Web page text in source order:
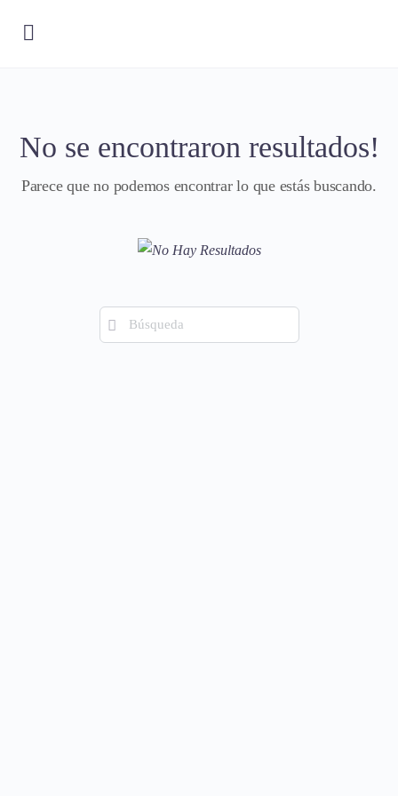
No se encontraron resultados!
Parece que no podemos encontrar lo que estás buscando.
Búsqueda
de: